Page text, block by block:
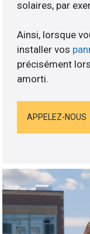
solaires, par
Ainsi, lorsque
installer vos
précisément
amorti.
APPELEZ-NOUS